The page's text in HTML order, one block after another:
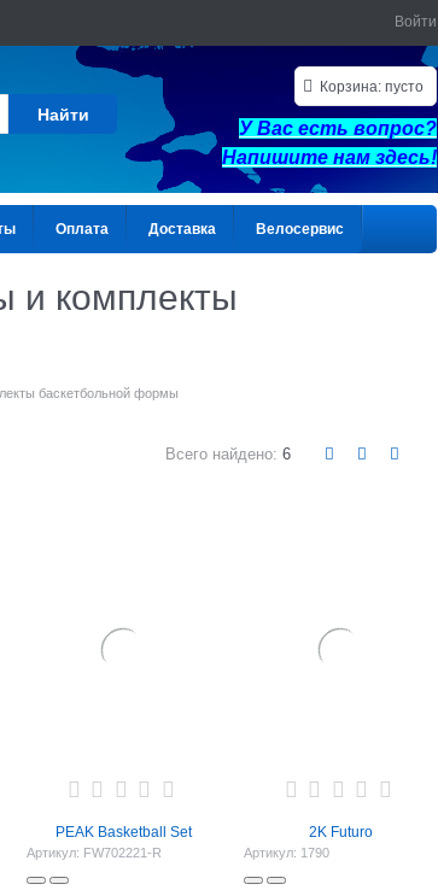
Войти
Найти
Корзина: пусто
У Вас есть вопрос?
Напишите нам здесь!
Оплата Доставка Велосервис
и комплекты
баскетбольной формы
Всего найдено: 6
PEAK Basketball Set
Артикул: FW702221-R
2K Futuro
Артикул: 1790